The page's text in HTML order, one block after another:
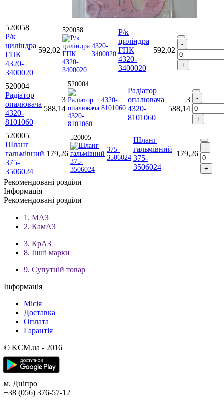
520058
Р/к
циліндра
ГПК
4320-
3400020
592,02
520058
4320-
3400020
Р/к
циліндра
ГПК
4320-
3400020
592,02
520004
Радіатор
опалювача
4320-
8101060
3
588,14
520004
4320-
8101060
Радіатор
опалювача
4320-
8101060
3
588,14
520005
Шланг
гальмівний
375-
3506024
179,26
520005
375-
3506024
Шланг
гальмівний
375-
3506024
179,26
Рекомендовані розділи
Інформація
Рекомендовані розділи
1. МАЗ
2. КамАЗ
3. КрАЗ
8. Інші марки
9. Супутній товар
Інформація
Місія
Доставка
Оплата
Гарантія
© KCM.ua - 2016
м. Дніпро
+38 (056) 376-57-12